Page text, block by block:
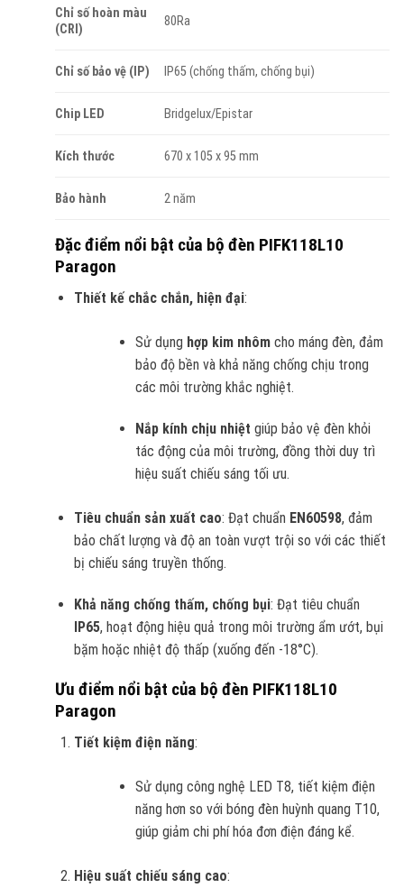
Chỉ số hoàn màu
(CRI)
80Ra
Chỉ số bảo vệ (IP) IP65 (chống thấm, chống bụi)
Chip LED Bridgelux/Epistar
Kích thước 670 x 105 x 95 mm
Bảo hành 2 năm
Đặc điểm nổi bật của bộ đèn PIFK118L10
Paragon
Thiết kế chắc chắn, hiện đại:
Sử dụng hợp kim nhôm cho máng đèn, đảm
bảo độ bền và khả năng chống chịu trong
các môi trường khắc nghiệt.
Nắp kính chịu nhiệt giúp bảo vệ đèn khỏi
tác động của môi trường, đồng thời duy trì
hiệu suất chiếu sáng tối ưu.
Tiêu chuẩn sản xuất cao: Đạt chuẩn EN60598, đảm
bảo chất lượng và độ an toàn vượt trội so với các thiết
bị chiếu sáng truyền thống.
Khả năng chống thấm, chống bụi: Đạt tiêu chuẩn
IP65, hoạt động hiệu quả trong môi trường ẩm ướt, bụi
bặm hoặc nhiệt độ thấp (xuống đến -18°C).
Ưu điểm nổi bật của bộ đèn PIFK118L10
Paragon
Tiết kiệm điện năng:
Sử dụng công nghệ LED T8, tiết kiệm điện
năng hơn so với bóng đèn huỳnh quang T10,
giúp giảm chi phí hóa đơn điện đáng kể.
Hiệu suất chiếu sáng cao: